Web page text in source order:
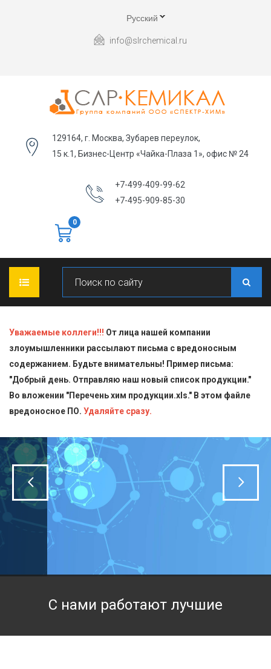
Русский
info@slrchemical.ru
129164, г. Москва, Зубарев переулок,
15 к.1, Бизнес-Центр «Чайка-Плаза 1», офис № 24
+7-499-409-99-62
+7-495-909-85-30
0
О КОМПАНИИ
ПРОДУКЦИЯ
Блескообразующие добавки
Индикаторы
Кислоты
Пищевая химия для производств
Стандарт-титры
Техническая химия
СТАТЬИ
ДОСТАВКА
СЕРТИФИКАТЫ
КОНТАКТЫ
Уважаемые коллеги!!! От лица нашей компании
злоумышленники рассылают письма с вредоносным
содержанием. Будьте внимательны! Пример письма:
"Добрый день. Отправляю наш новый список продукции."
Во вложении "Перечень хим продукции.xls." В этом файле
вредоносное ПО. Удаляйте сразу.
С нами работают лучшие